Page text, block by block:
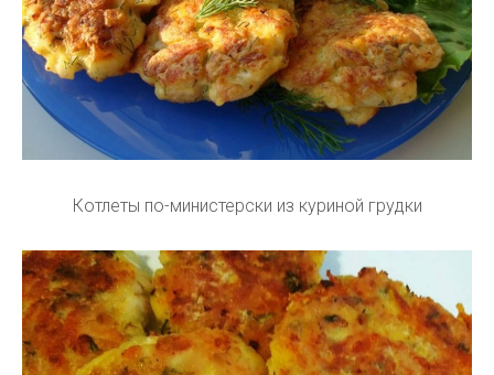
Котлеты по-министерски из куриной грудки